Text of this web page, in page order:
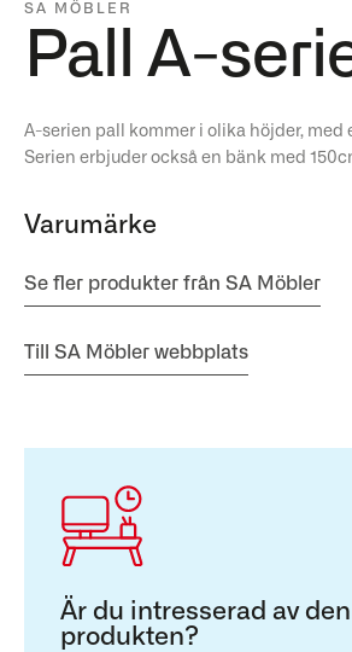
SA MÖBLER
Pall A-
A-serien pall kommer i olika höjder, med
Serien erbjuder också en bänk med
Varumärke
Se fler produkter från SA Möbler
Till SA Möbler webbplats
Är du intresserad av
produkten?